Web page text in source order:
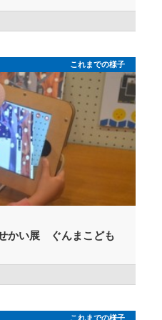
これまでの様子
かい展 ぐんまこども
これまでの様子